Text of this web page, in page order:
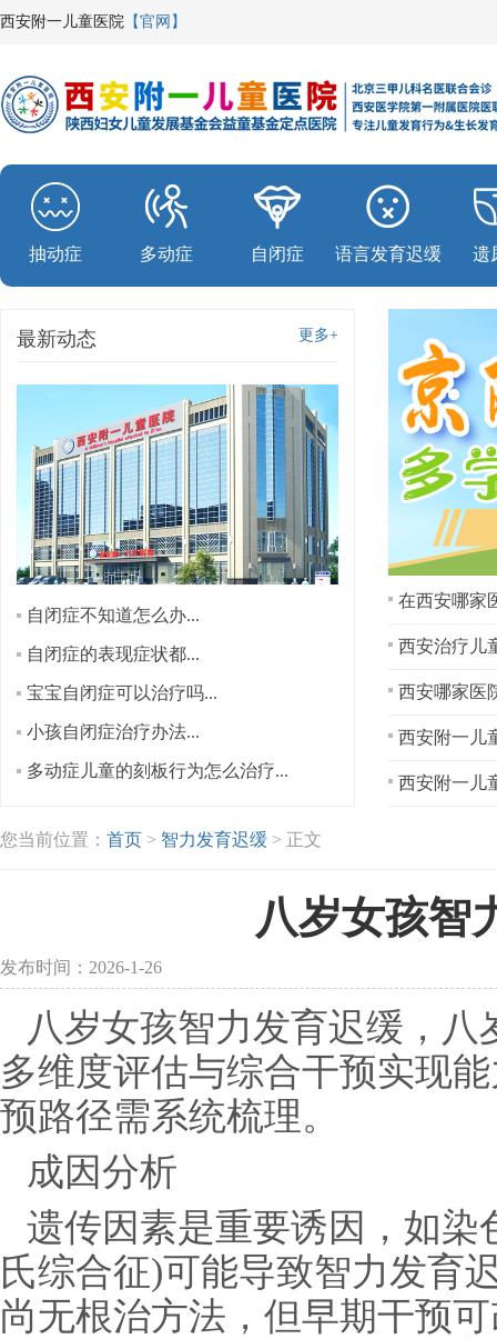
西安附一儿童医院 【官网】
抽动症 多动症 自闭症 语言发育迟缓 遗
更多+
最新动态
自闭症不知道怎么办...
自闭症的表现症状都...
宝宝自闭症可以治疗吗...
小孩自闭症治疗办法...
多动症儿童的刻板行为怎么治疗...
在西安哪家
西安治疗儿
西安附一儿
西安附一儿
您当前位置： 首页 > 智力发育迟缓 > 正文
八岁女孩智
发布时间：2026-1-26
八岁女孩智力发育迟缓，
多维度评估与综合干预实现
预路径需系统梳理。
成因分析
遗传因素是重要诱因，如染
氏综合征)可能导致智力发育
尚无根治方法，但早期干预